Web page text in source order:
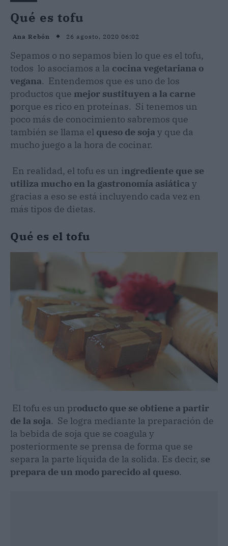
Qué es tofu
Ana Rebón 26 agosto, 2020 06:02
Sepamos o no sepamos bien lo que es el tofu,
todos lo asociamos a la cocina vegetariana o
vegana. Entendemos que es uno de los
productos que mejor sustituyen a la carne
porque es rico en proteínas. Si tenemos un
poco más de conocimiento sabremos que
también se llama el queso de soja y que da
mucho juego a la hora de cocinar.
En realidad, el tofu es un ingrediente que se
utiliza mucho en la gastronomía asiática y
gracias a eso se está incluyendo cada vez en
más tipos de dietas.
Qué es el tofu
El tofu es un producto que se obtiene a partir
de la soja. Se logra mediante la preparación de
la bebida de soja que se coagula y
posteriormente se prensa de forma que se
separa la parte líquida de la solida. Es decir, se
prepara de un modo parecido al queso.